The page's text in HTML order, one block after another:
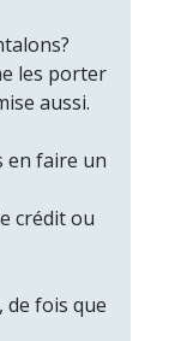
les porter
aussi.
en faire un
crédit ou
de fois que